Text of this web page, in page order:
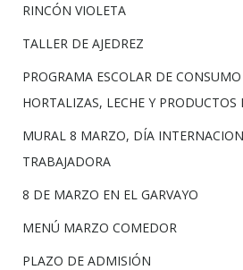
RINCÓN VIOLETA
TALLER DE AJEDREZ
PROGRAMA ESCOLAR DE
HORTALIZAS, LECHE Y PRODUCTOS
MURAL 8 MARZO, DÍA
TRABAJADORA
8 DE MARZO EN EL GARVAYO
MENÚ MARZO COMEDOR
PLAZO DE ADMISIÓN